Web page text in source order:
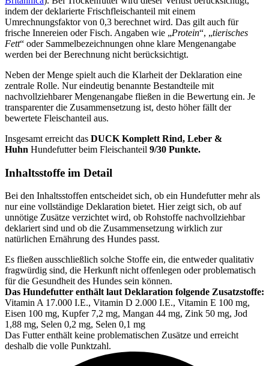
indem der deklarierte Frischfleischanteil mit einem
Umrechnungsfaktor von 0,3 berechnet wird. Das gilt auch für
frische Innereien oder Fisch. Angaben wie „Protein“, „tierisches
Fett“ oder Sammelbezeichnungen ohne klare Mengenangabe
werden bei der Berechnung nicht berücksichtigt.
Neben der Menge spielt auch die Klarheit der Deklaration eine
zentrale Rolle. Nur eindeutig benannte Bestandteile mit
nachvollziehbarer Mengenangabe fließen in die Bewertung ein. Je
transparenter die Zusammensetzung ist, desto höher fällt der
bewertete Fleischanteil aus.
Insgesamt erreicht das DUCK Komplett Rind, Leber &
Huhn Hundefutter beim Fleischanteil 9/30 Punkte.
Inhaltsstoffe im Detail
Bei den Inhaltsstoffen entscheidet sich, ob ein Hundefutter mehr als
nur eine vollständige Deklaration bietet. Hier zeigt sich, ob auf
unnötige Zusätze verzichtet wird, ob Rohstoffe nachvollziehbar
deklariert sind und ob die Zusammensetzung wirklich zur
natürlichen Ernährung des Hundes passt.
Es fließen ausschließlich solche Stoffe ein, die entweder qualitativ
fragwürdig sind, die Herkunft nicht offenlegen oder problematisch
für die Gesundheit des Hundes sein können.
Das Hundefutter enthält laut Deklaration folgende Zusatzstoffe:
Vitamin A 17.000 I.E., Vitamin D 2.000 I.E., Vitamin E 100 mg,
Eisen 100 mg, Kupfer 7,2 mg, Mangan 44 mg, Zink 50 mg, Jod
1,88 mg, Selen 0,2 mg, Selen 0,1 mg
Das Futter enthält keine problematischen Zusätze und erreicht
deshalb die volle Punktzahl.